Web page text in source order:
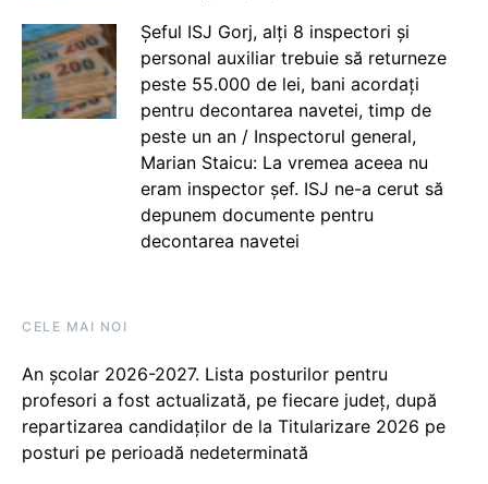
Șeful ISJ Gorj, alți 8 inspectori și
personal auxiliar trebuie să returneze
peste 55.000 de lei, bani acordați
pentru decontarea navetei, timp de
peste un an / Inspectorul general,
Marian Staicu: La vremea aceea nu
eram inspector șef. ISJ ne-a cerut să
depunem documente pentru
decontarea navetei
CELE MAI NOI
An școlar 2026-2027. Lista posturilor pentru
profesori a fost actualizată, pe fiecare județ, după
repartizarea candidaților de la Titularizare 2026 pe
posturi pe perioadă nedeterminată